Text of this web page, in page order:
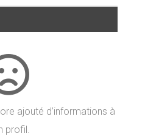
ajouté d’informations à
profil.